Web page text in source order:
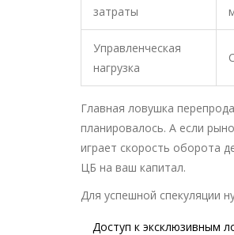
затраты
Управленческая
нагрузка
Главная ловушка
планировалось. А если
играет скорость оборота
ЦБ на ваш капитал.
Для успешной спекуляции
Доступ к эксклюзивным